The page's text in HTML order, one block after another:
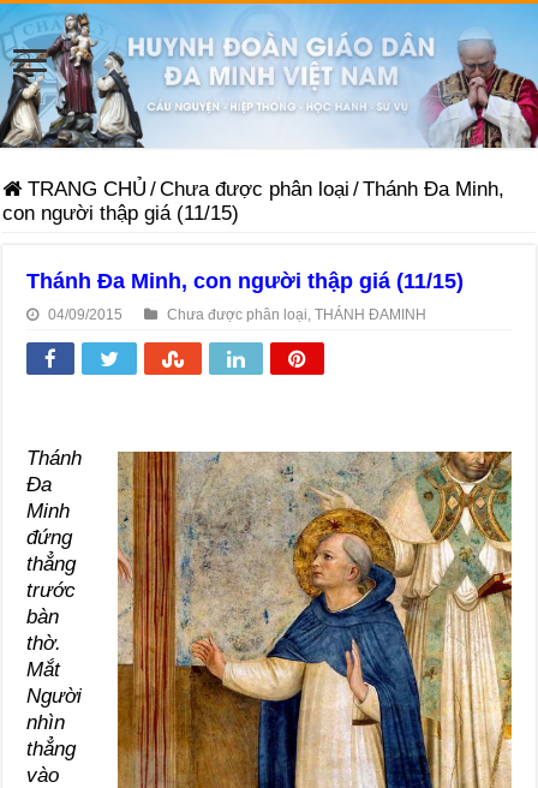
TRANG CHỦ /Chưa được phân loại /Thánh Đa Minh,
con người thập giá (11/15)
Thánh Đa Minh, con người thập giá (11/15)
04/09/2015 Chưa được phân loại ,THÁNH ĐAMINH
Thánh
Đa
Minh
đứng
thẳng
trước
bàn
thờ.
Mắt
Người
nhìn
thẳng
vào